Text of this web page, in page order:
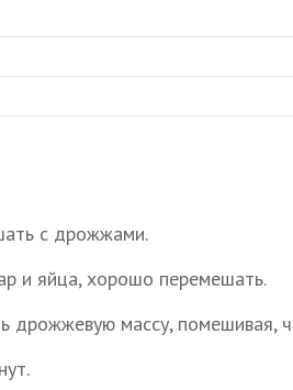
с дрожжами.
и яйца, хорошо перемешать.
дрожжевую массу, помешивая,